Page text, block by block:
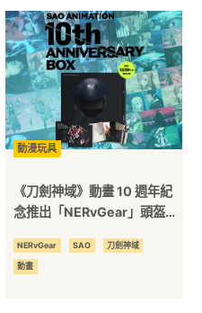
動漫玩具
《刀劍神域》動畫 10 週年紀
念推出「NERvGear」頭盔圖
NERvGear SAO 刀劍神域
動畫